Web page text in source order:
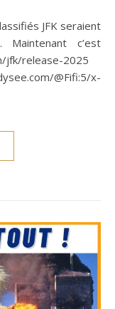
c’est
jfk/release-2025
@Fifi:5/x-